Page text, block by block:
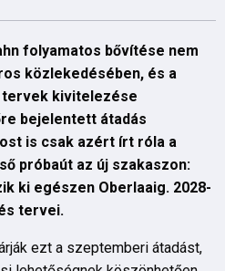
folyamatos bővítése nem
közlekedésében, és a
kivitelezése
bejelentett átadás
is csak azért írt róla a
próbaút az új szakaszon:
ki egészen Oberlaaig. 2028-
tervei.
ezt a szeptemberi átadást,